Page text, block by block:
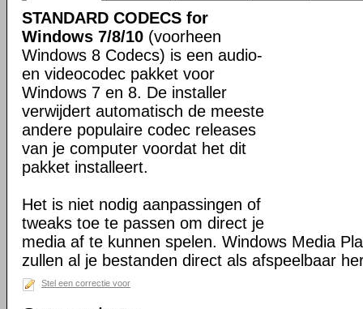
STANDARD CODECS for
Windows 7/8/10 (voorheen
Windows 8 Codecs) is een audio-
en videocodec pakket voor
Windows 7 en 8. De installer
verwijdert automatisch de meeste
andere populaire codec releases
van je computer voordat het dit
pakket installeert.
Het is niet nodig aanpassingen of
tweaks toe te passen om direct je
media af te kunnen spelen. Windows Media
zullen al je bestanden direct als afspeelbaar
Stel een correctie voor